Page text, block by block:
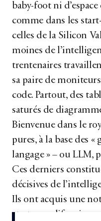
baby-foot ni
comme dans les
celles de la Silicon
moines de
trentenaires
sa paire de
code. Partout, des
saturés de
Bienvenue dans le
pures, à la base des
langage » – ou LLM,
Ces derniers
décisives de
Ils ont acquis une
start-up californienne